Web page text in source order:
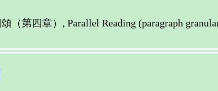
第四章）, Parallel Reading (paragraph